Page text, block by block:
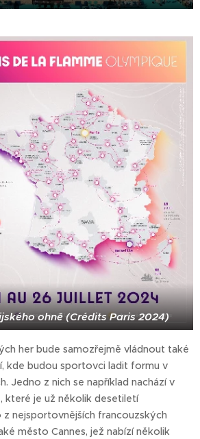
ohně (Crédits Paris 2024)
her bude samozřejmě vládnout také
kde budou sportovci ladit formu v
Jedno z nich se například nachází v
které je už několik desetiletí
nejsportovnějších francouzských
město Cannes, jež nabízí několik